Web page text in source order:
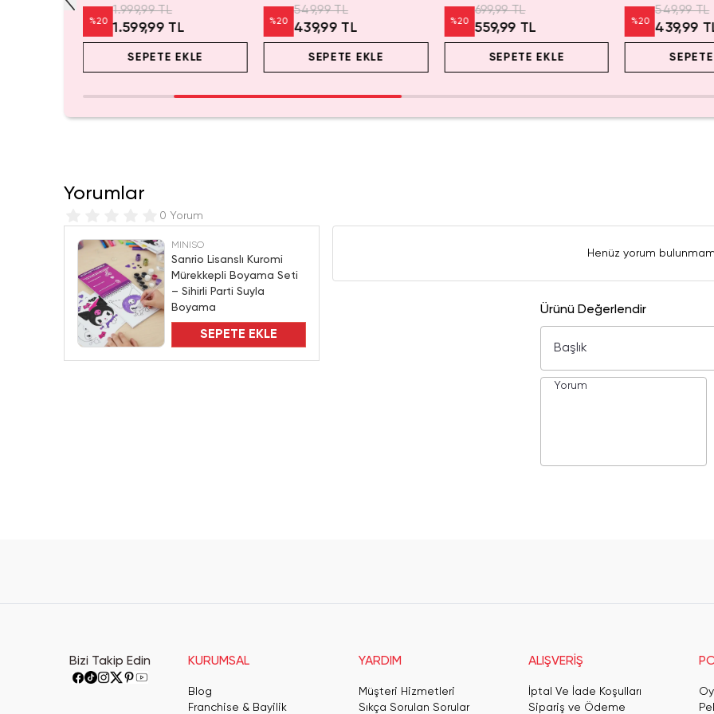
%20
1.999,99 TL
1.599,99 TL
SEPETE EKLE
%20
549,99 TL
439,99 TL
SEPETE EKLE
%20
699,99 TL
559,99 TL
SEPETE EKLE
%20
549,99 TL
439,99
Yorumlar
0 Yorum
MINISO
Sanrio Lisanslı Kuromi
Mürekkepli Boyama Seti
– Sihirli Parti Suyla
Boyama
SEPETE EKLE
Henüz yorum
Ürünü Değerlendir
Bizi Takip Edin KURUMSAL
Blog
Franchise & Bayilik
YARDIM
Müşteri Hizmetleri
Sıkça Sorulan Sorular
ALIŞVERİŞ
İptal Ve İade Koşulları
Sipariş ve Ödeme